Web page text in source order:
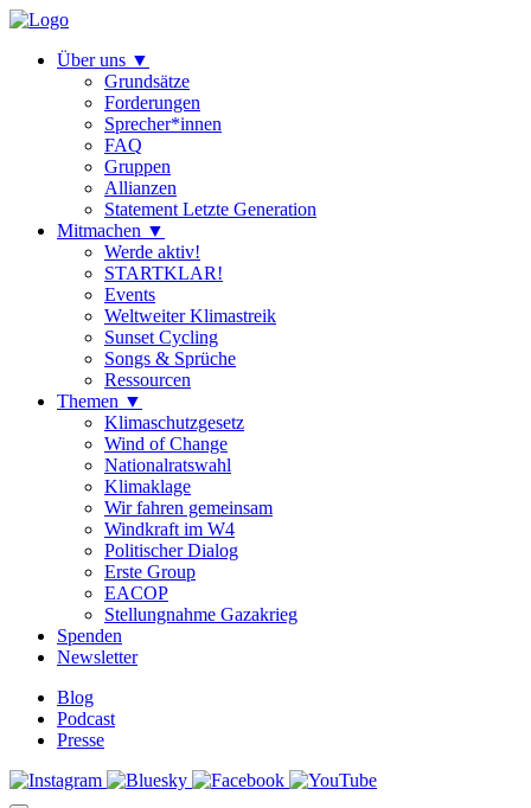
Über uns ▼
Grundsätze
Forderungen
Sprecher*innen
FAQ
Gruppen
Allianzen
Statement Letzte Generation
Mitmachen ▼
Werde aktiv!
STARTKLAR!
Events
Weltweiter Klimastreik
Sunset Cycling
Songs & Sprüche
Ressourcen
Themen ▼
Klimaschutzgesetz
Wind of Change
Nationalratswahl
Klimaklage
Wir fahren gemeinsam
Windkraft im W4
Politischer Dialog
Erste Group
EACOP
Stellungnahme Gazakrieg
Spenden
Newsletter
Blog
Podcast
Presse